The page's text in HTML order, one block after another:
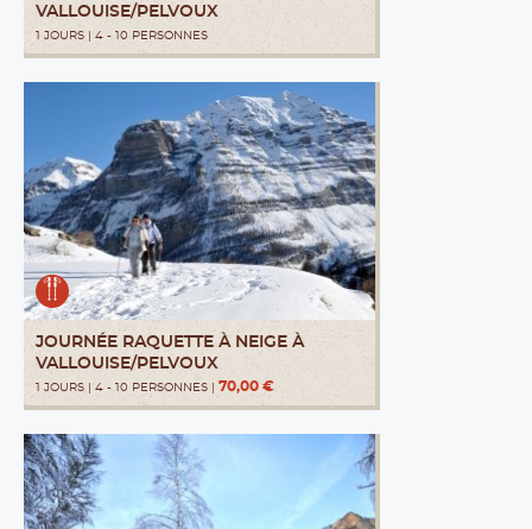
VALLOUISE/PELVOUX
1 JOURS | 4 - 10 PERSONNES
JOURNÉE RAQUETTE À NEIGE À
VALLOUISE/PELVOUX
1 JOURS | 4 - 10 PERSONNES | 70,00 €